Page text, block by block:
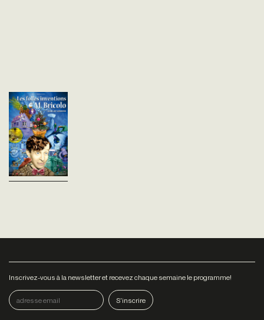
concert
Charles R. Bowers
Etats-Unis - 1926
vofr - 65'
Dès 6 ans Bricolo, génial
inventeur loufoque, nous
entraîne dans des aventures
rocambolesques ! Ses
nouvelles trouvailles ? Un
révolutionnaire...
Inscrivez-vous à la newsletter et recevez chaque semaine le programme!